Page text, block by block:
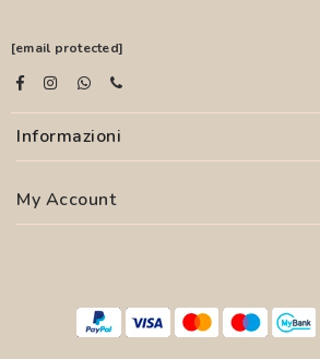
[email protected]
Informazioni
My Account